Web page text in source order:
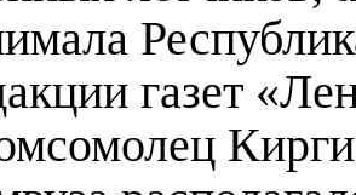
газет